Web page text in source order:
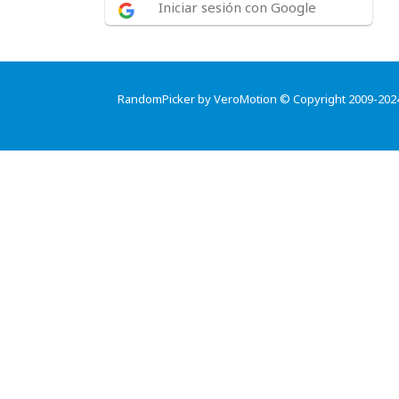
Iniciar sesión con Google
RandomPicker by VeroMotion © Copyright 2009-